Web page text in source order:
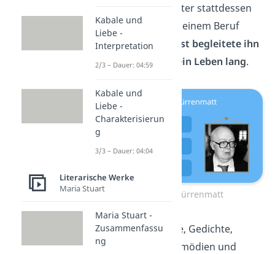
Auch, wenn er später stattdessen
das Schreiben zu seinem Beruf
machte — die
Kunst begleitete ihn
und seine Werke ein Leben lang.
Friedrich Dürrenmatt
Viele der Hörspiele, Gedichte,
Bühnenstücke, Komödien und
Kabale und
Liebe -
Interpretation
2/3 – Dauer: 04:59
Kabale und
Liebe -
Charakterisierun
g
3/3 – Dauer: 04:04
Literarische Werke
Maria Stuart
Maria Stuart -
Zusammenfassu
ng